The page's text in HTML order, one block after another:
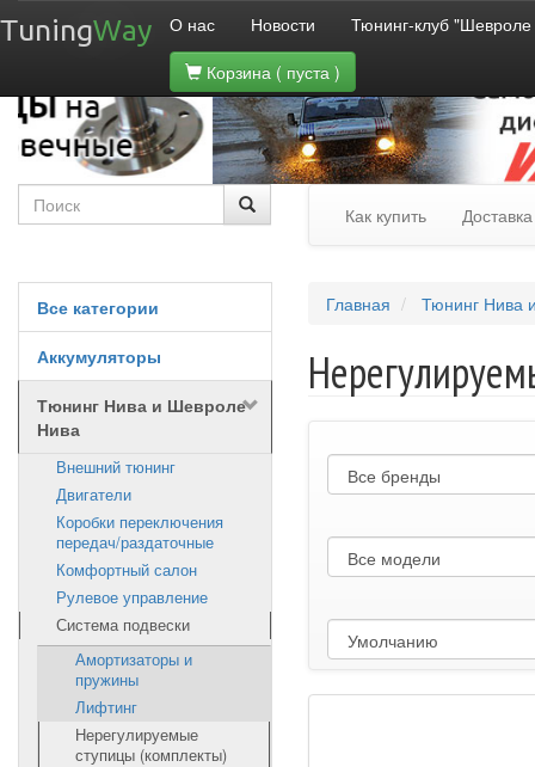
TuningWay О нас Новости
Тюнинг-клуб
Корзина ( пуста )
Как купить Доставка
Все категории
Аккумуляторы
Тюнинг Нива и Шевроле
Нива
Внешний тюнинг
Двигатели
Коробки переключения
передач/раздаточные
Комфортный салон
Рулевое управление
Система подвески
Амортизаторы и
пружины
Лифтинг
Нерегулируемые
ступицы (комплекты)
Главная Тюнинг Нива